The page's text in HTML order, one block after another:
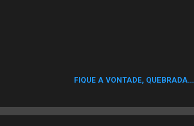
FIQUE A VONTADE, QUEBRADA...